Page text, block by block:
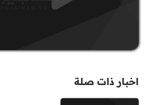
اخبار ذات صلة